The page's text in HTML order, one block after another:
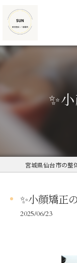
✨
✨小顔矯正
2025/06/23